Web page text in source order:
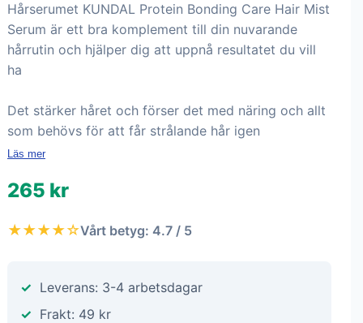
Hårserumet KUNDAL Protein Bonding Care Hair Mist
Serum är ett bra komplement till din nuvarande
hårrutin och hjälper dig att uppnå resultatet du vill
ha
Det stärker håret och förser det med näring och allt
som behövs för att får strålande hår igen
Läs mer
265 kr
★★★★☆Vårt betyg: 4.7 / 5
Leverans: 3-4 arbetsdagar
Frakt: 49 kr